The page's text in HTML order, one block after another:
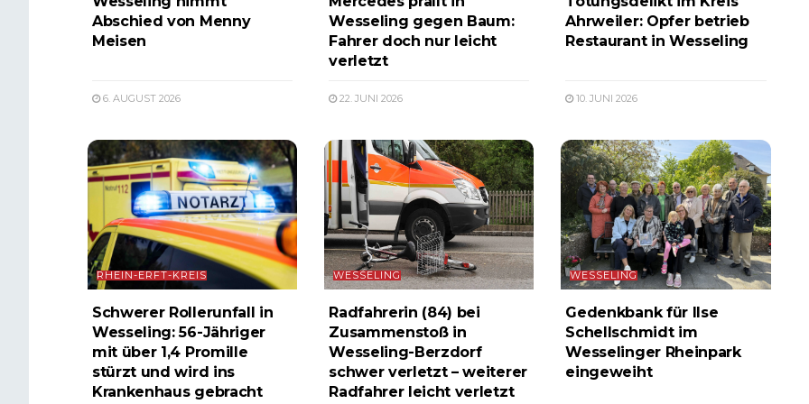
Abschied von Menny
Meisen
6. AUGUST 2026
Wesseling gegen Baum:
Fahrer doch nur leicht
verletzt
22. JUNI 2026
Ahrweiler: Opfer betrieb
Restaurant in Wesseling
10. JUNI 2026
RHEIN-ERFT-KREIS
Schwerer Rollerunfall in
Wesseling: 56-Jähriger
mit über 1,4 Promille
stürzt und wird ins
Krankenhaus gebracht
WESSELING
Radfahrerin (84) bei
Zusammenstoß in
Wesseling-Berzdorf
schwer verletzt – weiterer
Radfahrer leicht verletzt
WESSELING
Gedenkbank für Ilse
Schellschmidt im
Wesselinger Rheinpark
eingeweiht